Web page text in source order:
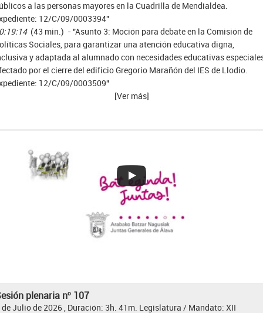
a las personas mayores en la Cuadrilla de Mendialdea.
12/C/09/0003394"
(43 min.) - "Asunto 3: Moción para debate en la Comisión de
Sociales, para garantizar una atención educativa digna,
y adaptada al alumnado con necesidades educativas
por el cierre del edificio Gregorio Marañón del IES de Llodio.
12/C/09/0003509"
[Ver más]
plenaria nº 107
de Julio de 2026 , Duración: 3h. 41m. Legislatura / Mandato: XII